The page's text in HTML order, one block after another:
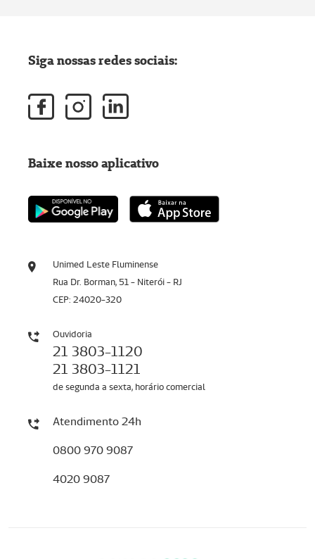
Unimed Leste Fluminense
Rua Dr. Borman, 51 - Niterói - RJ
CEP: 24020-320
Ouvidoria
21 3803-1120
21 3803-1121
de segunda a sexta, horário comercial
Atendimento 24h
0800 970 9087
4020 9087
Siga nossas redes sociais:
Baixe nosso aplicativo